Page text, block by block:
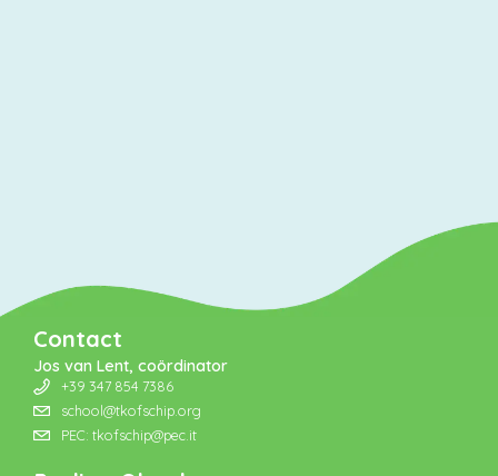
Contact
Jos van Lent, coördinator
+39 347 854 7386
school@tkofschip.org
PEC: tkofschip@pec.it